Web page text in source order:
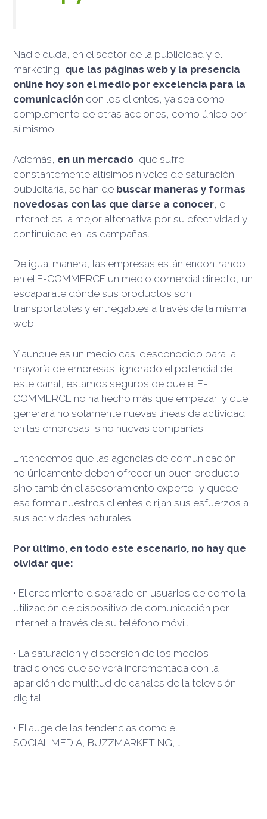
Nadie duda, en el sector de la publicidad y el
marketing, que las páginas web y la presencia
online hoy son el medio por excelencia para la
comunicación con los clientes, ya sea como
complemento de otras acciones, como único por
sí mismo.
Además, en un mercado, que sufre
constantemente altísimos niveles de saturación
publicitaría, se han de buscar maneras y formas
novedosas con las que darse a conocer, e
Internet es la mejor alternativa por su efectividad y
continuidad en las campañas.
De igual manera, las empresas están encontrando
en el E-COMMERCE un medio comercial directo, un
escaparate dónde sus productos son
transportables y entregables a través de la misma
web.
Y aunque es un medio casi desconocido para la
mayoría de empresas, ignorado el potencial de
este canal, estamos seguros de que el E-
COMMERCE no ha hecho más que empezar, y que
generará no solamente nuevas líneas de actividad
en las empresas, sino nuevas compañías.
Entendemos que las agencias de comunicación
no únicamente deben ofrecer un buen producto,
sino también el asesoramiento experto, y quede
esa forma nuestros clientes dirijan sus esfuerzos a
sus actividades naturales.
Por último, en todo este escenario, no hay que
olvidar que:
• El crecimiento disparado en usuarios de como la
utilización de dispositivo de comunicación por
Internet a través de su teléfono móvil.
• La saturación y dispersión de los medios
tradiciones que se verá incrementada con la
aparición de multitud de canales de la televisión
digital.
• El auge de las tendencias como el
SOCIAL MEDIA, BUZZMARKETING, …